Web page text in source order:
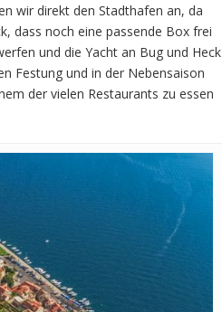
wir direkt den Stadthafen an, da
dass noch eine passende Box frei
und die Yacht an Bug und Heck
Festung und in der Nebensaison
der vielen Restaurants zu essen